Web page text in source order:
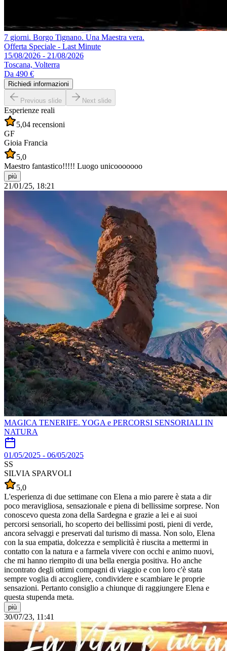
7 giorni. Borgo Tignano. Una Maestra vera.
Offerta Speciale - Last Minute
15/08/2026 - 21/08/2026
Toscana, Volterra
Da 490 €
Richiedi informazioni
Previous slide Next slide
Esperienze reali
5,04 recensioni
GF
Gioia Francia
5,0
Maestro fantastico!!!!! Luogo unicooooooo
più
21/01/25, 18:21
MAGICA TENERIFE. YOGA e PERCORSI SENSORIALI IN
NATURA
01/05/2025 - 06/05/2025
SS
SILVIA SPARVOLI
5,0
L'esperienza di due settimane con Elena a mio parere è stata a dir
poco meravigliosa, sensazionale e piena di bellissime sorprese. Non
conoscevo questa zona della Sardegna e grazie a lei e ai suoi
percorsi sensoriali, ho scoperto dei bellissimi posti, pieni di verde,
ancora selvaggi e preservati dal turismo di massa. Non solo, Elena
con la sua empatia, dolcezza e semplicità è riuscita a mettermi in
contatto con la natura e a farmela vivere con occhi e animo nuovi,
che mi hanno riempito di una bella energia positiva. Ho anche
incontrato degli ottimi compagni di viaggio e con loro c'è stata
sempre voglia di accogliere, condividere e scambiare le proprie
sensazioni. Pertanto consiglio a chiunque di raggiungere Elena e
questa stupenda meta.
più
30/07/23, 11:41